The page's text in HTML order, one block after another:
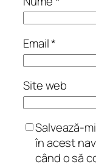
Email*
Site web
Salvează-
în acest
când o să